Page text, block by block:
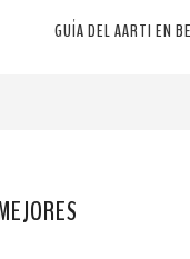
GUÍA DEL AARTI EN